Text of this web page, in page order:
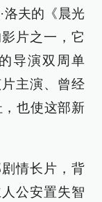
洛夫的《晨光
片之一，它
导演双周单
主演、曾经
，也使这部新
情长片，背
公安置失智